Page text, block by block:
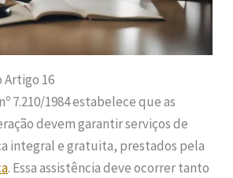
Artigo 16
7.210/1984 estabelece que as
devem garantir serviços de
integral e gratuita, prestados pela
. Essa assistência deve ocorrer tanto